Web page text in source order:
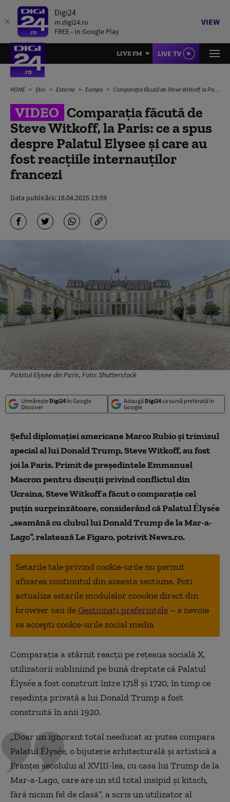
Digi24
m.digi24.ro
FREE - In Google Play
VIEW
LIVE FM LIVE TV
HOME Știri Externe Europa Comparația făcută de Steve Witkoff, la Paris: ce a spus despre Palatul Elysee și care au fost reacțiile internauților francezi
VIDEO Comparația făcută de
Steve Witkoff, la Paris: ce a spus
despre Palatul Elysee și care au
fost reacțiile internauților
francezi
Data publicării: 18.04.2025 13:59
Palatul Elysee din Paris, Foto: Shutterstock
Urmărește Digi24în Google
Discover
Adaugă Digi24ca sursă preferată în
Google
Şeful diplomaţiei americane Marco Rubio şi trimisul
special al lui Donald Trump, Steve Witkoff, au fost
joi la Paris. Primit de preşedintele Emmanuel
Macron pentru discuţii privind conflictul din
Ucraina, Steve Witkoff a făcut o comparaţie cel
puţin surprinzătoare, considerând că Palatul Élysée
„seamănă cu clubul lui Donald Trump de la Mar-a-
Lago”, relatează Le Figaro, potrivit News.ro.
Setarile tale privind cookie-urile nu permit
afisarea continutul din aceasta sectiune. Poti
actualiza setarile modulelor coookie direct din
browser sau deGestionați preferințele – e nevoie
sa accepti cookie-urile social media
Comparaţia a stârnit reacţii pe reţeaua socială X,
utilizatorii subliniind pe bună dreptate că Palatul
Élysée a fost construit între 1718 şi 1720, în timp ce
reşedinţa privată a lui Donald Trump a fost
construită în anii 1920.
„Doar un ignorant total needucat ar putea compara
Palatul Élysée, o bijuterie arhitecturală şi artistică a
Franţei secolului al XVIII-lea, cu casa lui Trump de la
Mar-a-Lago, care are un stil total insipid şi kitsch,
fără niciun fel de clasă”, a scris un utilizator al